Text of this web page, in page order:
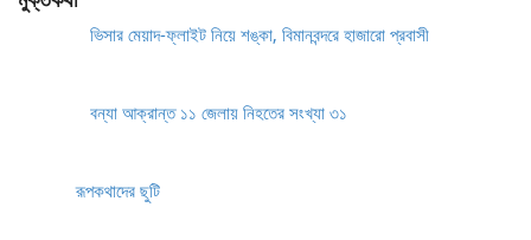
ভিসার মেয়াদ-ফ্লাইট নিয়ে শঙ্কা, বিমানবন্দরে হাজারো প্রবাসী
বন্যা আক্রান্ত ১১ জেলায় নিহতের সংখ্যা ৩১
রূপকথাদের ছুটি